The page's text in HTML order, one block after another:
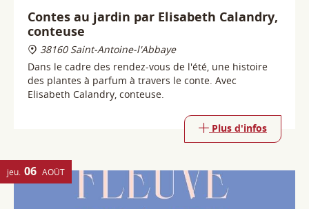
06 AOÛT